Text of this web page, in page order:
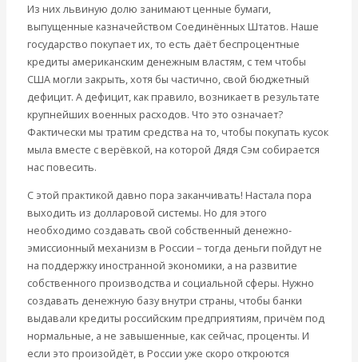
Из них львиную долю занимают ценные бумаги,
выпущенные казначейством Соединённых Штатов. Наше
государство покупает их, то есть даёт беспроцентные
кредиты американским денежным властям, с тем чтобы
США могли закрыть, хотя бы частично, свой бюджетный
дефицит. А дефицит, как правило, возникает в результате
крупнейших военных расходов. Что это означает?
Фактически мы тратим средства на то, чтобы покупать кусок
мыла вместе с верёвкой, на которой Дядя Сэм собирается
нас повесить.
С этой практикой давно пора заканчивать! Настала пора
выходить из долларовой системы. Но для этого
необходимо создавать свой собственный денежно-
эмиссионный механизм в России – тогда деньги пойдут не
на поддержку иностранной экономики, а на развитие
собственного производства и социальной сферы. Нужно
создавать денежную базу внутри страны, чтобы банки
выдавали кредиты российским предприятиям, причём под
нормальные, а не завышенные, как сейчас, проценты. И
если это произойдёт, в России уже скоро откроются